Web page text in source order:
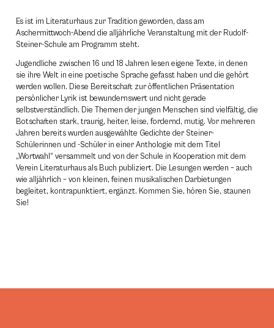
Es ist im Literaturhaus zur Tradition geworden, dass am
Aschermittwoch-Abend die alljährliche Veranstaltung mit der Rudolf-
Steiner-Schule am Programm steht.
Jugendliche zwischen 16 und 18 Jahren lesen eigene Texte, in denen
sie ihre Welt in eine poetische Sprache gefasst haben und die gehört
werden wollen. Diese Bereitschaft zur öffentlichen Präsentation
persönlicher Lyrik ist bewundernswert und nicht gerade
selbstverständlich. Die Themen der jungen Menschen sind vielfältig, die
Botschaften stark, traurig, heiter, leise, fordernd, mutig. Vor mehreren
Jahren bereits wurden ausgewählte Gedichte der Steiner-
Schülerinnen und -Schüler in einer Anthologie mit dem Titel
„Wortwahl“ versammelt und von der Schule in Kooperation mit dem
Verein Literaturhaus als Buch publiziert. Die Lesungen werden – auch
wie alljährlich – von kleinen, feinen musikalischen Darbietungen
begleitet, kontrapunktiert, ergänzt. Kommen Sie, hören Sie, staunen
Sie!